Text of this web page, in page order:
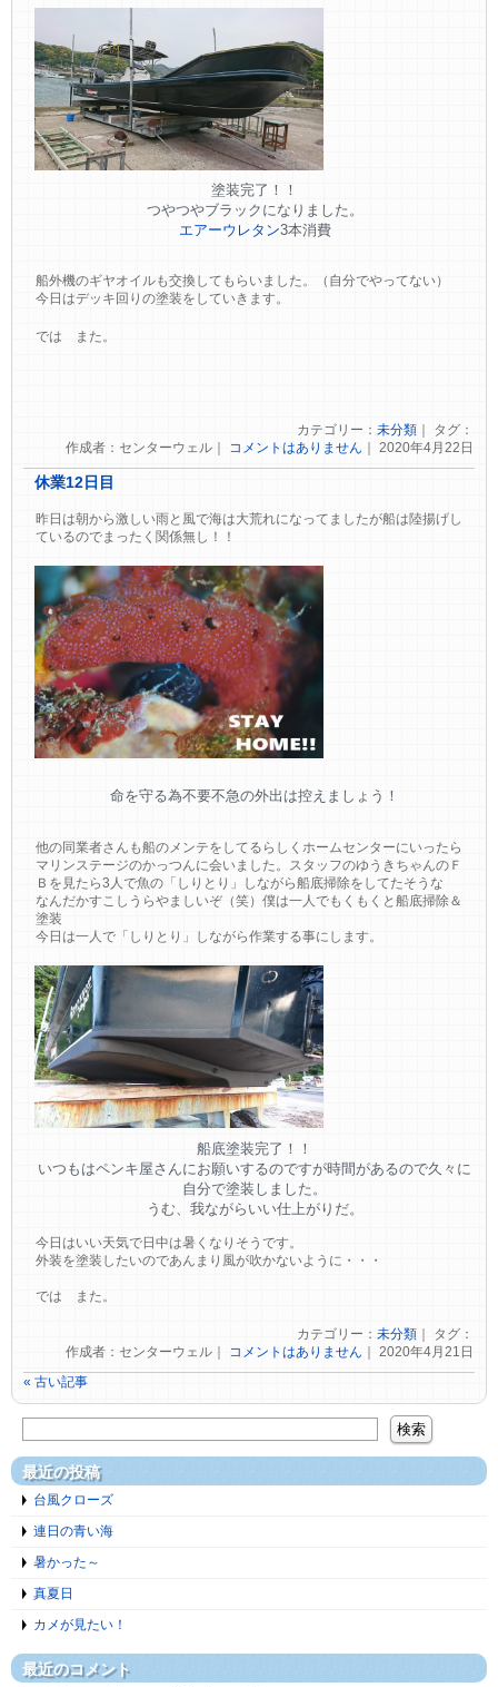
塗装完了！！
つやつやブラックになりました。
エアーウレタン3本消費
船外機のギヤオイルも交換してもらいました。（自分でやってない）
今日はデッキ回りの塗装をしていきます。
では また。
カテゴリー： 未分類｜ タグ：
作成者：センターウェル｜ コメントはありません ｜ 2020年4月22日
休業12日目
昨日は朝から激しい雨と風で海は大荒れになってましたが船は陸揚げし
ているのでまったく関係無し！！
命を守る為不要不急の外出は控えましょう！
他の同業者さんも船のメンテをしてるらしくホームセンターにいったら
マリンステージのかっつんに会いました。スタッフのゆうきちゃんのＦ
Ｂを見たら3人で魚の「しりとり」しながら船底掃除をしてたそうな
なんだかすこしうらやましいぞ（笑）僕は一人でもくもくと船底掃除＆
塗装
今日は一人で「しりとり」しながら作業する事にします。
船底塗装完了！！
いつもはペンキ屋さんにお願いするのですが時間があるので久々に
自分で塗装しました。
うむ、我ながらいい仕上がりだ。
今日はいい天気で日中は暑くなりそうです。
外装を塗装したいのであんまり風が吹かないように・・・
では また。
カテゴリー： 未分類｜ タグ：
作成者：センターウェル｜
コメントはありません ｜ 2020年4月21日
« 古い記事
最近の投稿
台風クローズ
連日の青い海
暑かった～
真夏日
カメが見たい！
最近のコメント